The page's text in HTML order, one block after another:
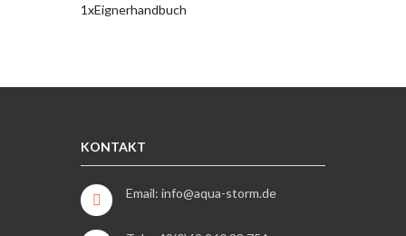
1xEignerhandbuch
KONTAKT
Email: info@aqua-storm.de